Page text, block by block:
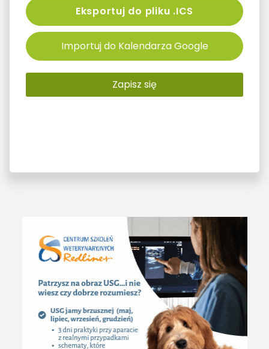
Eksportuj do pliku .ICS
Importuj do Kalendarza Google
Zapisz się